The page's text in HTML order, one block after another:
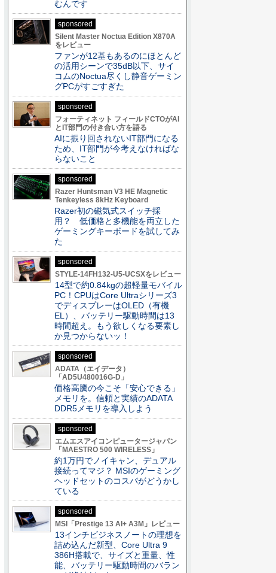
むんです
sponsored
Silent Master Noctua Edition X870A
をレビュー
ファンが12基もあるのにほとんど
の活用シーンで35dB以下、サイ
コムのNoctua尽くし静音ゲーミン
グPCがすごすぎた
sponsored
フォーティネット フィールドCTOがAI
とIT部門の付き合い方を語る
AIに振り回されないIT部門になる
ため、IT部門が今考えなければな
らないこと
sponsored
Razer Huntsman V3 HE Magnetic
Tenkeyless 8kHz Keyboard
Razer初の磁気式スイッチ採
用？ 低価格と多機能を両立した
ゲーミングキーボードを試してみ
た
sponsored
STYLE-14FH132-U5-UCSXをレビュー
14型で約0.84kgの超軽量モバイル
PC！CPUはCore Ultraシリーズ3
でディスプレーはOLED（有機
EL）、バッテリー駆動時間は13
時間超え。もう欲しくなる要素し
か見つからないッ！
sponsored
ADATA（エイデータ）
「AD5U480016G-D」
価格高騰の今こそ「安心できる」
メモリを。信頼と実績のADATA
DDR5メモリを導入しよう
sponsored
エムエスアイコンピュータージャパン
「MAESTRO 500 WIRELESS」
約1万円でノイキャン、デュアル
接続ってマジ？ MSIのゲーミング
ヘッドセットのコスパがどうかし
ている
sponsored
MSI「Prestige 13 AI+ A3M」レビュー
13インチビジネスノートの理想を
詰め込んだ新型、Core Ultra 9
386H搭載で、サイズと重量、性
能、バッテリー駆動時間のバラン